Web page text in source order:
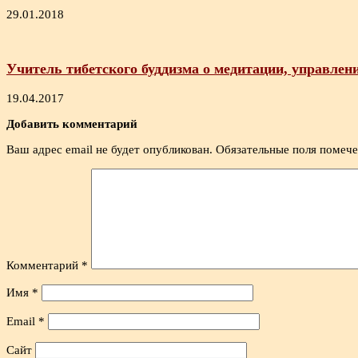
29.01.2018
Учитель тибетского буддизма о медитации,
19.04.2017
Добавить комментарий
Ваш адрес email не будет опубликован. Обязательные поля
Комментарий *
Имя *
Email *
Сайт